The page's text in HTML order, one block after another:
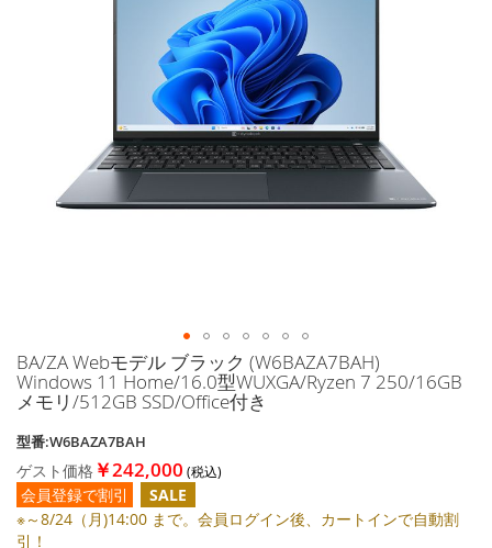
イ
メ
ー
ギ
ャ
ラ
リ
ー
BA/ZA Webモデル ブラック (W6BAZA7BAH)
Windows 11 Home/16.0型WUXGA/Ryzen 7 250/16GB
メモリ/512GB SSD/Office付き
型番:W6BAZA7BAH
ゲスト価格 ￥242,000
会員登録で割引
SALE
※～8/24（月)14:00 まで。会員ログイン後、カートインで自動割
引！